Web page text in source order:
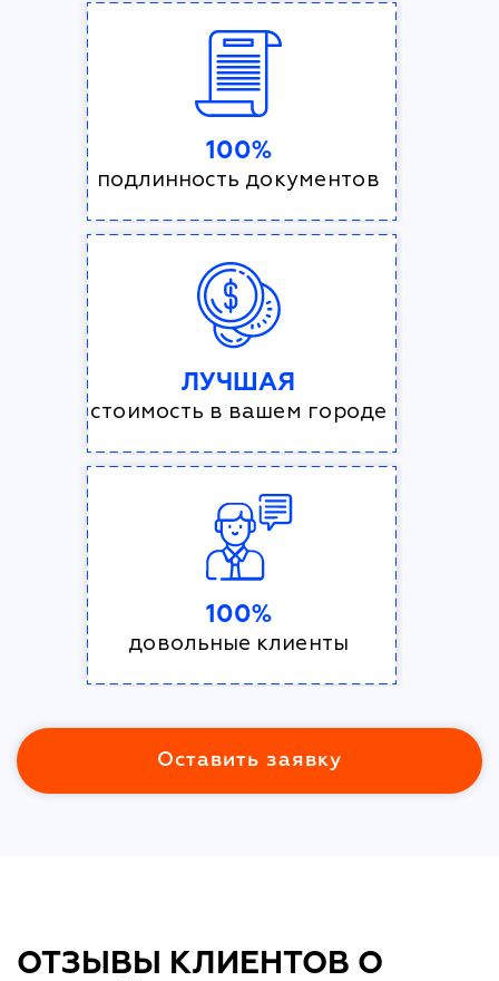
100%
подлинность документов
ЛУЧШАЯ
стоимость в вашем городе
100%
довольные клиенты
Оставить заявку
ОТЗЫВЫ КЛИЕНТОВ О